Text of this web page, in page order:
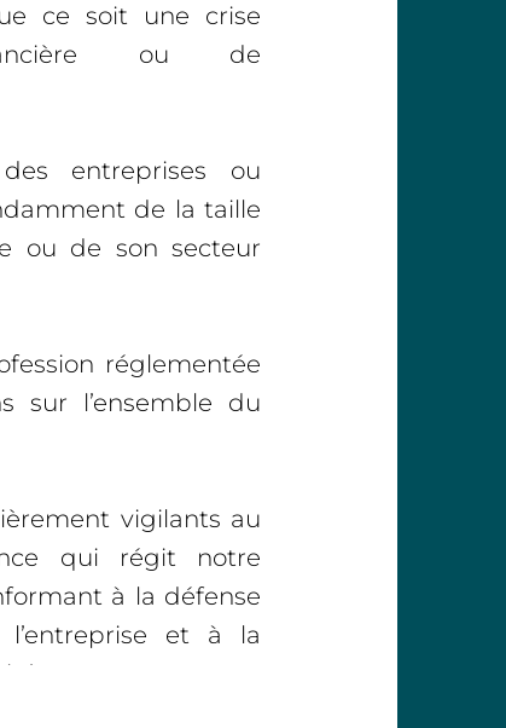
ce soit une crise
ou de
entreprises ou
de la taille
ou de son secteur
réglementée
sur l’ensemble du
vigilants au
qui régit notre
à la défense
et à la